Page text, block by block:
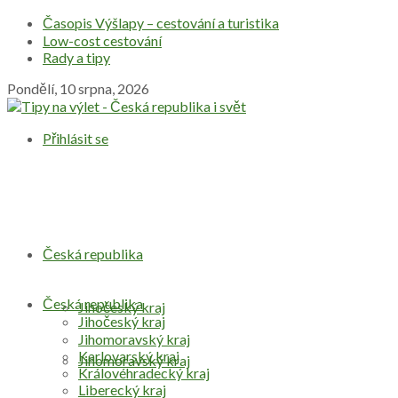
Časopis Výšlapy – cestování a turistika
Low-cost cestování
Rady a tipy
Pondělí, 10 srpna, 2026
Přihlásit se
Česká republika
Jihočeský kraj
Jihomoravský kraj
Česká republika
Jihočeský kraj
Jihomoravský kraj
Karlovarský kraj
Královéhradecký kraj
Liberecký kraj